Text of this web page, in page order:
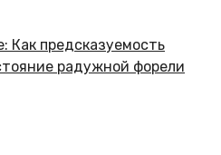
Как предсказуемость
радужной форели